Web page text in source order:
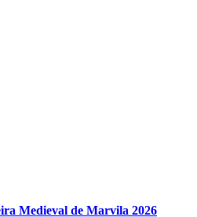
Medieval de Marvila 2026